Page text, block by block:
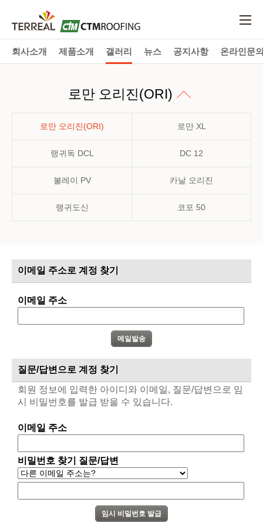
회사소개 제품소개 갤러리 뉴스 공지사항 온라인문
로만 오리진(ORI)
로만 오리진(ORI) 로만 XL
랭귀독 DCL DC 12
볼레이 PV 카날 오리진
랭귀도신 코포 50
이메일 주소로 계정 찾기
이메일 주소
질문/답변으로 계정 찾기
회원 정보에 입력한 아이디와 이메일, 질문/답변으로 임
시 비밀번호를 발급 받을 수 있습니다.
이메일 주소
비밀번호 찾기 질문/답변